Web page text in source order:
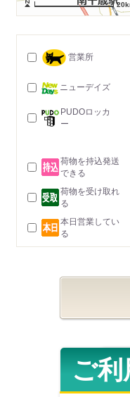
営業所
ニューデイズ
PUDOロッカ
ー
荷物を持込発送
できる
荷物を受け取れ
る
本日営業してい
る
ご利